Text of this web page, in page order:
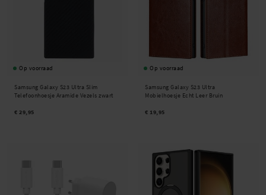
Op voorraad
Samsung Galaxy S23 Ultra Slim
Telefoonhoesje Aramide Vezels zwart
€ 29,95
Op voorraad
Samsung Galaxy S23 Ultra
Mobielhoesje Echt Leer Bruin
€ 19,95